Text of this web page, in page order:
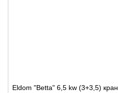
Eldom "Betta" 6,5 kw (3+3,5) кран